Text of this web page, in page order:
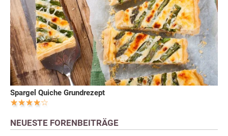
Spargel Quiche Grundrezept
NEUESTE FORENBEITRÄGE